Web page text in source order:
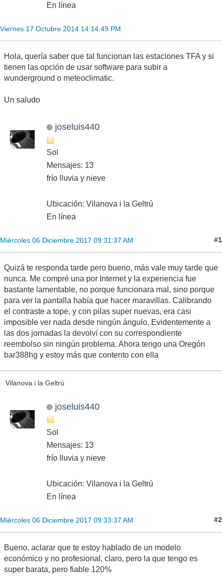
En línea
Viernes 17 Octubre 2014 14:14:49 PM
Hola, quería saber que tal funcionan las estaciones TFA y si
tienen las opción de usar software para subir a
wunderground o meteoclimatic.
Un saludo
joseluis440
Sol
Mensajes: 13
frío lluvia y nieve
Ubicación: Vilanova i la Geltrú
En línea
Miércoles 06 Diciembre 2017 09:31:37 AM #1
Quizá te responda tarde pero bueno, más vale muy tarde que
nunca. Me compré una por Internet y la experiencia fue
bastante lamentable, no porque funcionara mal, sino porque
para ver la pantalla había que hacer maravillas. Calibrando
el contraste a tope, y con pilas super nuevas, era casi
imposible ver nada desde ningún ángulo. Evidentemente a
las dos jornadas la devolví con su correspondiente
reembolso sin ningún problema. Ahora tengo una Oregón
bar388hg y estoy más que contento con ella
Vilanova i la Geltrú
joseluis440
Sol
Mensajes: 13
frío lluvia y nieve
Ubicación: Vilanova i la Geltrú
En línea
Miércoles 06 Diciembre 2017 09:33:37 AM #2
Bueno, aclarar que te estoy hablado de un modelo
económico y no profesional, claro, pero la que tengo es
super barata, pero fiable 120%